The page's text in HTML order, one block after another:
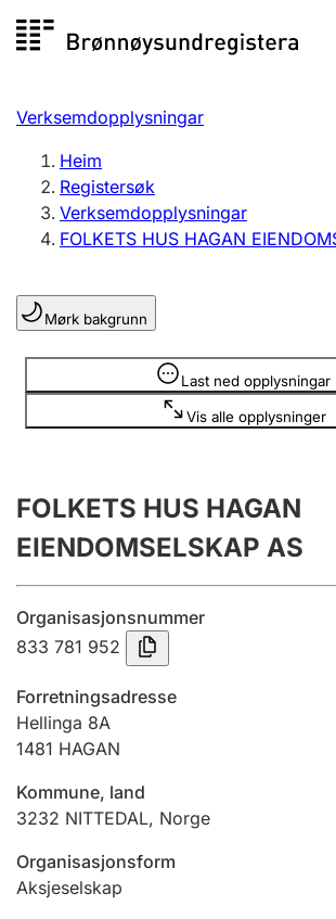
til
Registersøk
Aksjeselskap
Enkeltpersonføretak
Registrere, endre, slette
Lag og foreining
Registrere, endre, slette
Årsrekneskap
Innsending og forseinkingsgebyr
Tinglysing
Jeger
Betaling og jegeravgiftskort
Ektepaktrettleiaren
Andre tema
Verksemdopplysningar
Heim
Registersøk
Verksemdopplysningar
FOLKETS HUS HAGAN
Mørk bakgrunn
Last ned opplysningar
Vis alle opplysninger
Opplysninger er skjult
FOLKETS HUS HAGAN
EIENDOMSELSKAP AS
Organisasjonsnummer
833 781 952
Forretningsadresse
Hellinga 8A
1481 HAGAN
Kommune, land
3232 NITTEDAL, Norge
Organisasjonsform
Aksjeselskap